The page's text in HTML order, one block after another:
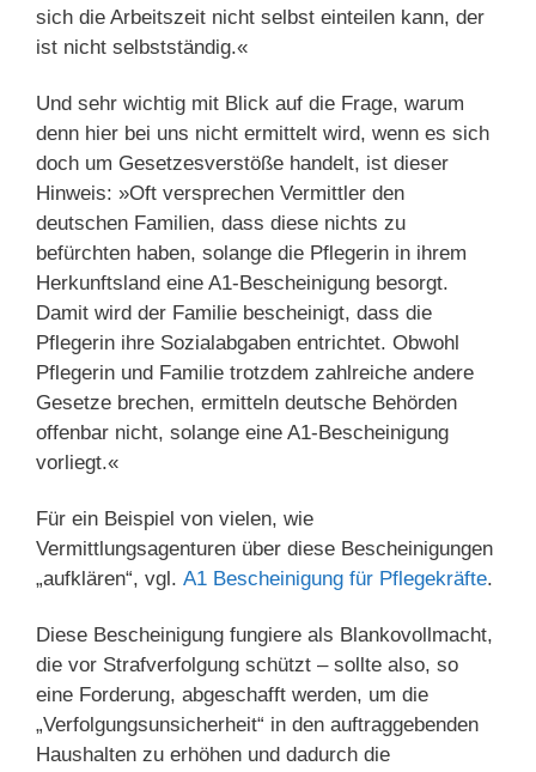
sich die Arbeitszeit nicht selbst einteilen kann, der
ist nicht selbstständig.«
Und sehr wichtig mit Blick auf die Frage, warum
denn hier bei uns nicht ermittelt wird, wenn es sich
doch um Gesetzesverstöße handelt, ist dieser
Hinweis: »Oft versprechen Vermittler den
deutschen Familien, dass diese nichts zu
befürchten haben, solange die Pflegerin in ihrem
Herkunftsland eine A1-Bescheinigung besorgt.
Damit wird der Familie bescheinigt, dass die
Pflegerin ihre Sozialabgaben entrichtet. Obwohl
Pflegerin und Familie trotzdem zahlreiche andere
Gesetze brechen, ermitteln deutsche Behörden
offenbar nicht, solange eine A1-Bescheinigung
vorliegt.«
Für ein Beispiel von vielen, wie
Vermittlungsagenturen über diese Bescheinigungen
„aufklären“, vgl. A1 Bescheinigung für Pflegekräfte.
Diese Bescheinigung fungiere als Blankovollmacht,
die vor Strafverfolgung schützt – sollte also, so
eine Forderung, abgeschafft werden, um die
„Verfolgungsunsicherheit“ in den auftraggebenden
Haushalten zu erhöhen und dadurch die